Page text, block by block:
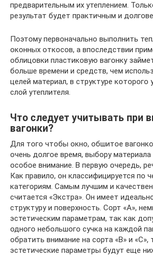
предварительным их утеплением.
результат будет практичным и
Поэтому первоначально выполнить
оконных откосов, а впоследствии
облицовки пластиковую вагонку
больше времени и средств, чем
целей материал, в структуре которого
слой утеплителя.
Что следует учитывать при
вагонки?
Для того чтобы окно, обшитое
очень долгое время, выбору
особое внимание. В первую очередь,
Как правило, он классифицируется по
категориям. Самым лучшим и
считается «Экстра». Он имеет
структуру и поверхность. Сорт «А»,
эстетическим параметрам, так как
одного небольшого сучка на каждой
обратить внимание на сорта «В» и «С»,
эстетические параметры будут еще